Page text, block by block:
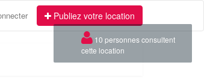
Publiez votre location
×
10 personnes consultent
cette location